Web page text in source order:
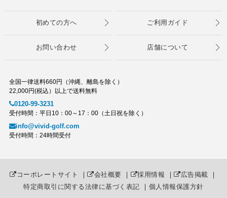
初めての方へ ご利用ガイド
お問い合わせ 店舗について
全国一律送料660円（沖縄、離島を除く）
22,000円(税込）以上で送料無料
0120-99-3231
受付時間：平日10：00～17：00（土日祝を除く）
info@vivid-golf.com
受付時間：24時間受付
コーポレートサイト ｜ 会社概要 ｜ 採用情報 ｜ 広告掲載 ｜
特定商取引に関する法律に基づく表記 ｜ 個人情報保護方針